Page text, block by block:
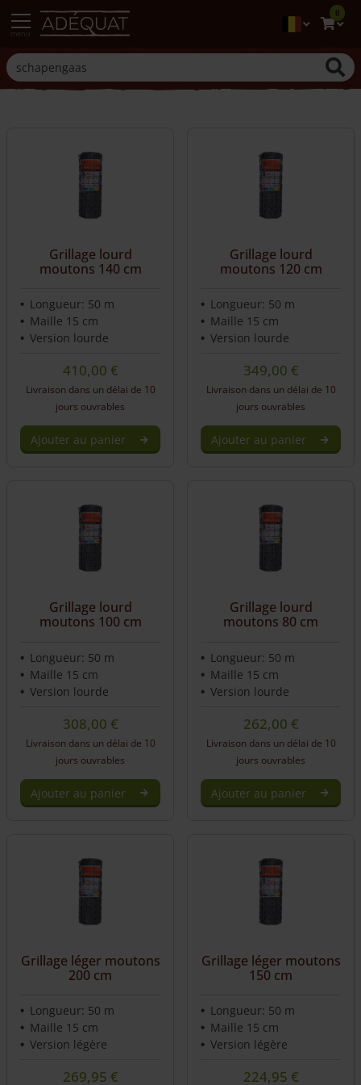
0
Grillage lourd
moutons 140 cm
Longueur: 50 m
Maille 15 cm
Version lourde
410,00 €
Livraison dans un délai de 10
jours ouvrables
Ajouter au panier
Grillage lourd
moutons 120 cm
Longueur: 50 m
Maille 15 cm
Version lourde
349,00 €
Livraison dans un délai de 10
jours ouvrables
Ajouter au panier
Grillage lourd
moutons 100 cm
Longueur: 50 m
Maille 15 cm
Version lourde
308,00 €
Livraison dans un délai de 10
jours ouvrables
Ajouter au panier
Grillage lourd
moutons 80 cm
Longueur: 50 m
Maille 15 cm
Version lourde
262,00 €
Livraison dans un délai de 10
jours ouvrables
Ajouter au panier
Grillage léger moutons
200 cm
Longueur: 50 m
Maille 15 cm
Version légère
269,95 €
Grillage léger moutons
150 cm
Longueur: 50 m
Maille 15 cm
Version légère
224,95 €